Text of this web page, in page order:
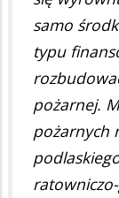
samo
typu
pożarnej.
pożarnych